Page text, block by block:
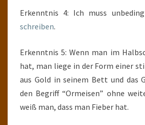
Erkenntnis 4: Ich muss
schreiben.
Erkenntnis 5: Wenn man im
hat, man liege in der Form einer
aus Gold in seinem Bett und das
den Begriff “Ormeisen” ohne
weiß man, dass man Fieber hat.